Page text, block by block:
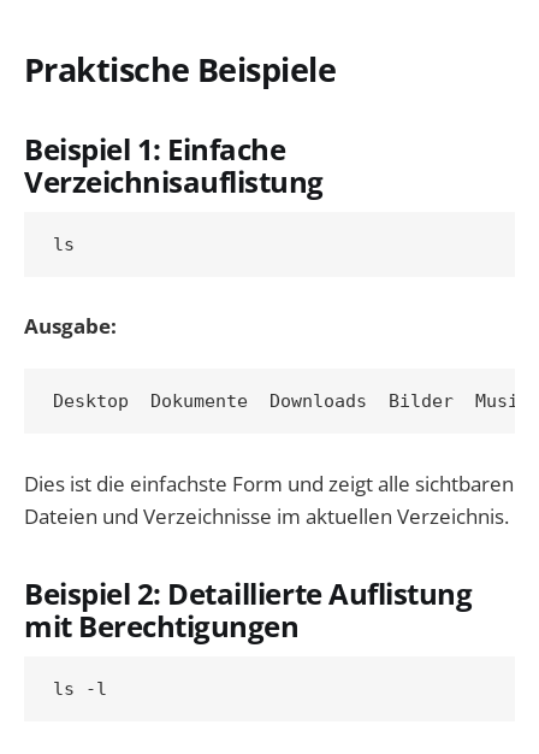
Praktische Beispiele
Beispiel 1: Einfache
Verzeichnisauflistung
Ausgabe:
Dies ist die einfachste Form und zeigt alle sichtbaren
Dateien und Verzeichnisse im aktuellen Verzeichnis.
Beispiel 2: Detaillierte Auflistung
mit Berechtigungen